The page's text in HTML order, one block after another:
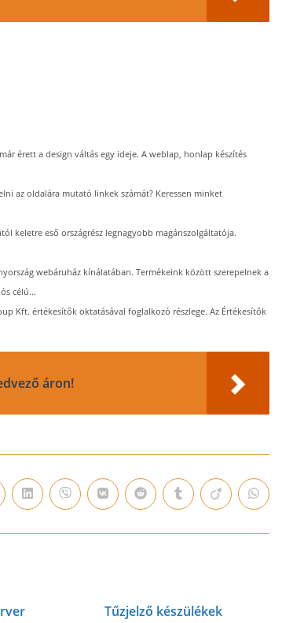
érett a design váltás egy ideje. A weblap, honlap készítés
az oldalára mutató linkek számát? Keressen minket
keletre eső országrész legnagyobb magánszolgáltatója.
webáruház kínálatában. Termékeink között szerepelnek a
célú...
Kft. értékesítők oktatásával foglalkozó részlege. Az Értékesítők
áron!
Opens
in
new
Opens
in
new
Opens
in
new
Opens
in
new
Opens
in
new
Opens
in
new
Opens
in
new
Tűzjelző készülékek